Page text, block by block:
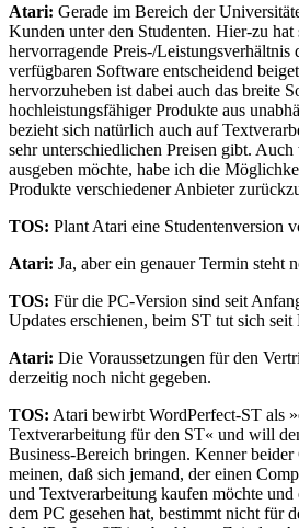
Atari: Gerade im Bereich der
Kunden unter den Studenten. Hier-zu hat
hervorragende Preis-/Leistungsverhältnis
verfügbaren Software entscheidend
hervorzuheben ist dabei auch das breite
hochleistungsfähiger Produkte aus
bezieht sich natürlich auch auf
sehr unterschiedlichen Preisen gibt.
ausgeben möchte, habe ich die
Produkte verschiedener Anbieter
TOS: Plant Atari eine Studentenversion
Atari: Ja, aber ein genauer Termin steht
TOS: Für die PC-Version sind seit
Updates erschienen, beim ST tut sich
Atari: Die Voraussetzungen für den
derzeitig noch nicht gegeben.
TOS: Atari bewirbt WordPerfect-ST als
Textverarbeitung für den ST« und will
Business-Bereich bringen. Kenner beider
meinen, daß sich jemand, der einen
und Textverarbeitung kaufen möchte
dem PC gesehen hat, bestimmt nicht für